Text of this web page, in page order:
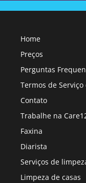
Home
Preços
Perguntas
Termos de
Contato
Trabalhe na
Faxina
Diarista
Serviços de
Limpeza de casas